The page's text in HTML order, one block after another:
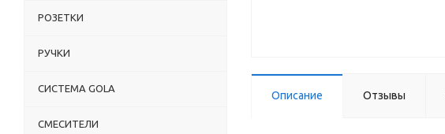
Описание Отзывы
РОЗЕТКИ
РУЧКИ
СИСТЕМА GOLA
СМЕСИТЕЛИ